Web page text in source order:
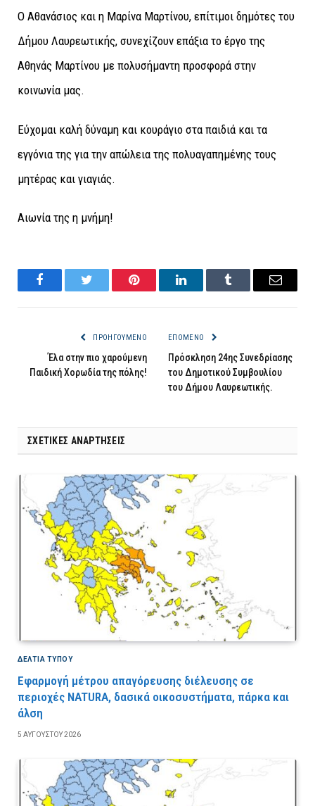
Ο Αθανάσιος και η Μαρίνα Μαρτίνου, επίτιμοι δημότες του
Δήμου Λαυρεωτικής, συνεχίζουν επάξια το έργο της
Αθηνάς Μαρτίνου με πολυσήμαντη προσφορά στην
κοινωνία μας.
Εύχομαι καλή δύναμη και κουράγιο στα παιδιά και τα
εγγόνια της για την απώλεια της πολυαγαπημένης τους
μητέρας και γιαγιάς.
Αιωνία της η μνήμη!
FacebookTwitter Pinterest LinkedInTumblr Email
ΠΡΟΗΓΟΎΜΕΝΟ
Έλα στην πιο χαρούμενη
Παιδική Χορωδία της πόλης!
ΕΠΌΜΕΝΟ
Πρόσκληση 24ης Συνεδρίασης
του Δημοτικού Συμβουλίου
του Δήμου Λαυρεωτικής.
ΣΧΕΤΙΚΈΣ ΑΝΑΡΤΉΣΕΙΣ
ΔΕΛΤΙΑ ΤΥΠΟΥ
Εφαρμογή μέτρου απαγόρευσης διέλευσης σε
περιοχές NATURA, δασικά οικοσυστήματα, πάρκα και
άλση
5 ΑΥΓΟΎΣΤΟΥ 2026